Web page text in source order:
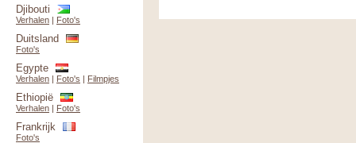
Djibouti
Verhalen | Foto's
Duitsland
Foto's
Egypte
Verhalen | Foto's | Filmpjes
Ethiopië
Verhalen | Foto's
Frankrijk
Foto's